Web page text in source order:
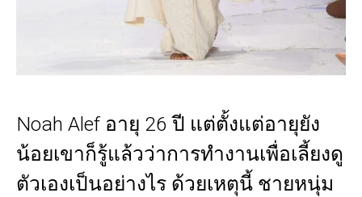
Noah Alef อายุ 26 ปี แต่ตั้งแต่อายุยัง
น้อยเขาก็รู้แล้วว่าการทำงานเพื่อเลี้ยงดู
ตัวเองเป็นอย่างไร ด้วยเหตุนี้ ชายหนุ่ม